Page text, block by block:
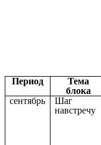
Период
Тема
блока
сентябрь
Шаг
навстречу